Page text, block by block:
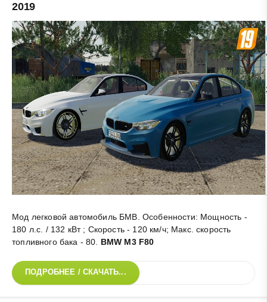
2019
Мод легковой автомобиль БМВ. Особенности: Мощность -
180 л.с. / 132 кВт ; Скорость - 120 км/ч; Макс. скорость
топливного бака - 80. BMW M3 F80
ПОДРОБНЕЕ / СКАЧАТЬ...